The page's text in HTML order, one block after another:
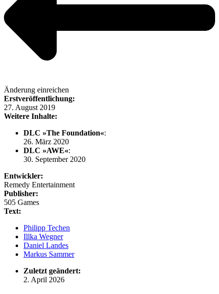
Änderung einreichen
Erstveröffentlichung:
27. August 2019
Weitere Inhalte:
DLC »The Foundation«:
26. März 2020
DLC »AWE«:
30. September 2020
Entwickler:
Remedy Entertainment
Publisher:
505 Games
Text:
Philipp Techen
Illka Wegner
Daniel Landes
Markus Sammer
Zuletzt geändert:
2. April 2026